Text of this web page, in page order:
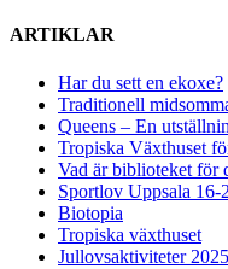
ARTIKLAR
Har du sett en ekoxe?
Traditionell
Queens – En
Tropiska Växthuset
Vad är biblioteket för
Sportlov Uppsala 16-
Biotopia
Tropiska växthuset
Jullovsaktiviteter